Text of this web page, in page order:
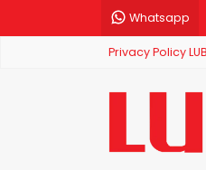
Whatsapp
Privacy Policy